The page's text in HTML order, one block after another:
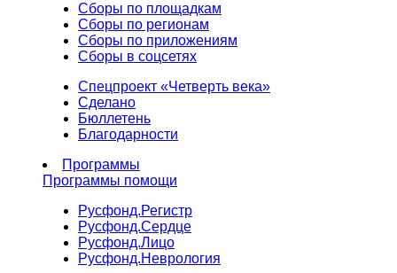
Сборы по площадкам
Сборы по регионам
Сборы по приложениям
Сборы в соцсетях
Спецпроект «Четверть века»
Сделано
Бюллетень
Благодарности
Программы
Программы помощи
Русфонд.Регистр
Русфонд.Сердце
Русфонд.Лицо
Русфонд.Неврология